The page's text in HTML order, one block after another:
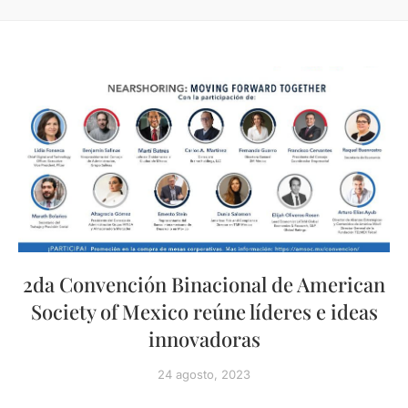
2da Convención Binacional de American
Society of Mexico reúne líderes e ideas
innovadoras
24 agosto, 2023